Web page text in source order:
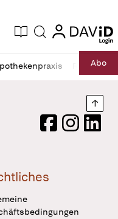
Ausgabe
Suche login
login
RechtAbo
FacebookInstagram